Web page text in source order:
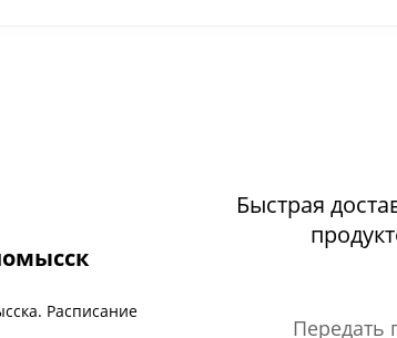
Расписание
Быстрая
Передать